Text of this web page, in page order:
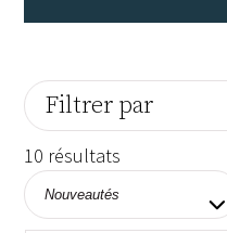
Filtrer par
Type de chocolat
Chocolat Noir
10 résultats